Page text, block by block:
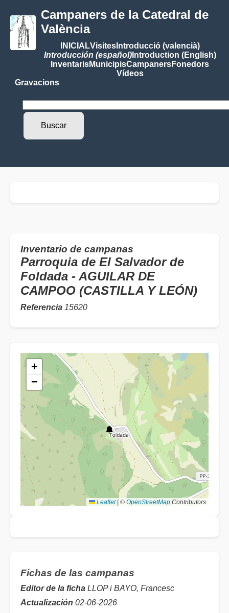
Campaners de la Catedral de
València
INICIALVisitesIntroducció (valencià)
Introducción (español)Introduction (English)
InventarisMunicipisCampanersFonedors
Vídeos
Gravacions
Inventario de campanas
Parroquia de El Salvador de
Foldada - AGUILAR DE
CAMPOO (CASTILLA Y LEÓN)
Referencia 15620
+
−
Leaflet © OpenStreetMap Contributors
Fichas de las campanas
Editor de la ficha LLOP i BAYO, Francesc
Actualización 02-06-2026